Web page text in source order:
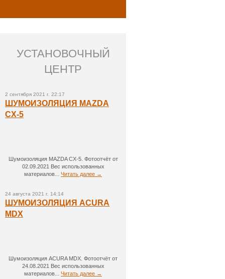
УСТАНОВОЧНЫЙ
ЦЕНТР
2 сентября 2021 г. 22:17
ШУМОИЗОЛЯЦИЯ MAZDA
CX-5
Шумоизоляция MAZDA CX-5. Фотоотчёт от
02.09.2021 Вес использованных
материалов... Читать далее →
24 августа 2021 г. 14:14
ШУМОИЗОЛЯЦИЯ ACURA
MDX
Шумоизоляция ACURA MDX. Фотоотчёт от
24.08.2021 Вес использованных
материалов... Читать далее →